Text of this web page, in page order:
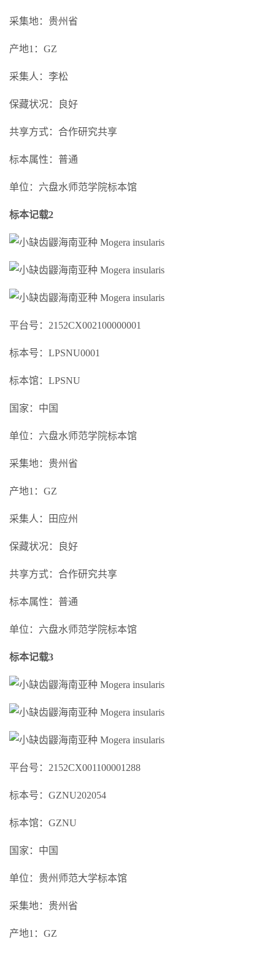
采集地：贵州省
产地1：GZ
采集人：李松
保藏状况：良好
共享方式：合作研究共享
标本属性：普通
单位：六盘水师范学院标本馆
标本记载2
平台号：2152CX002100000001
标本号：LPSNU0001
标本馆：LPSNU
国家：中国
单位：六盘水师范学院标本馆
采集地：贵州省
产地1：GZ
采集人：田应州
保藏状况：良好
共享方式：合作研究共享
标本属性：普通
单位：六盘水师范学院标本馆
标本记载3
平台号：2152CX001100001288
标本号：GZNU202054
标本馆：GZNU
国家：中国
单位：贵州师范大学标本馆
采集地：贵州省
产地1：GZ